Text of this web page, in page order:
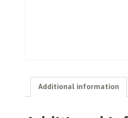
Additional information